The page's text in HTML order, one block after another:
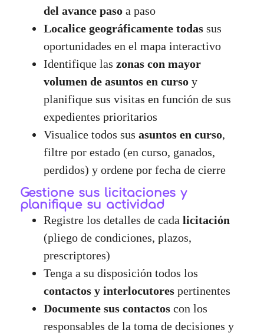
del avance pasoa paso
Localice geográficamente todassus
oportunidades en el mapa interactivo
Identifique laszonas con mayor
volumen de asuntos en curso y
planifique sus visitas en función de sus
expedientes prioritarios
Visualice todos susasuntos en curso,
filtre por estado (en curso, ganados,
perdidos) y ordene por fecha de cierre
Gestione sus licitaciones y
planifique su actividad
Registre los detalles de cadalicitación
(pliego de condiciones, plazos,
prescriptores)
Tenga a su disposición todos los
contactos y interlocutores pertinentes
Documente sus contactos con los
responsables de la toma de decisiones y